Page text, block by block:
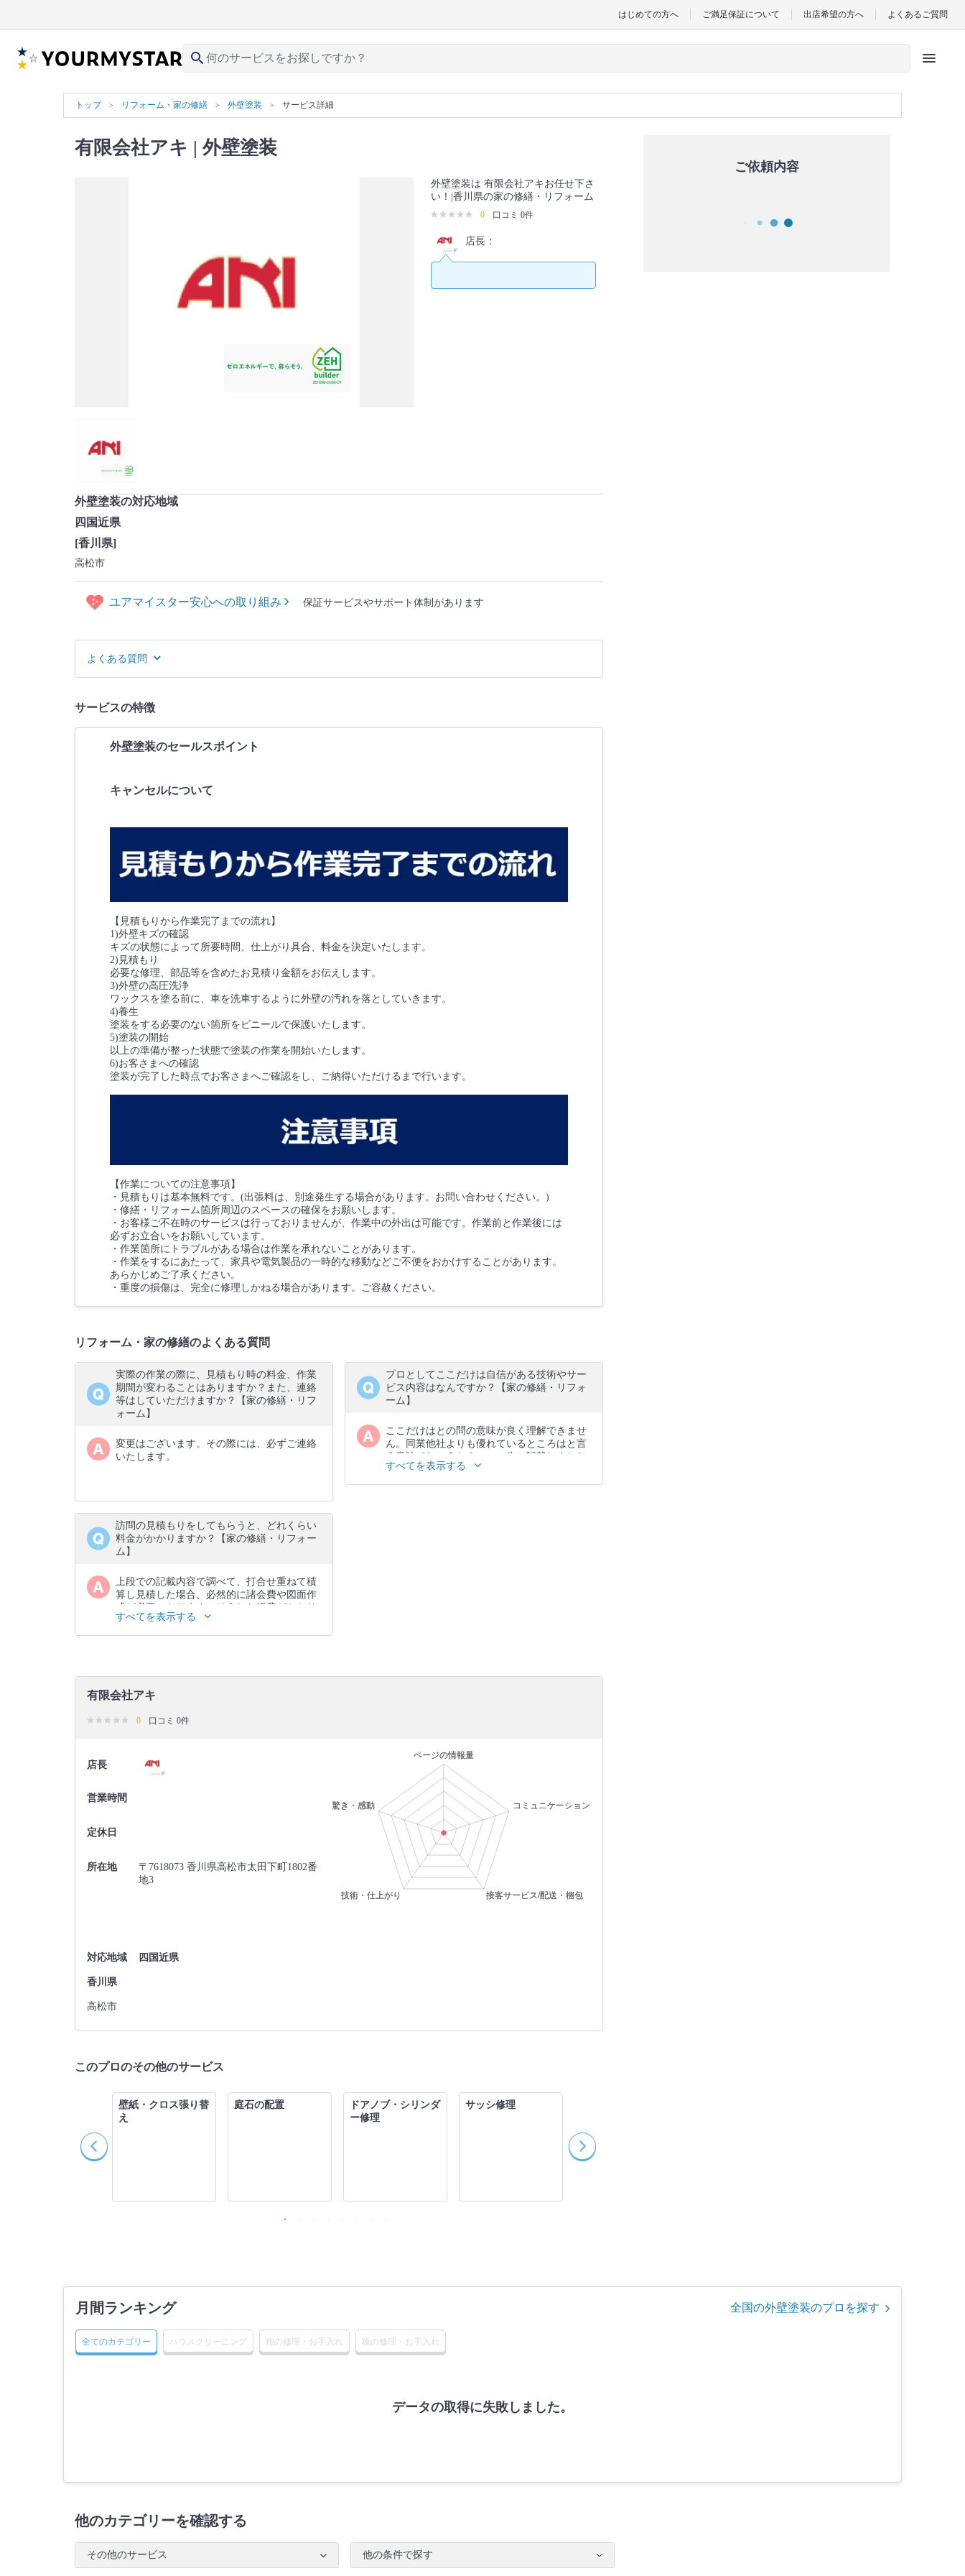
はじめての方へ ご満足保証について 出店希望の方へ よくあるご質問
search menu
トップ リフォーム・家の修繕 外壁塗装 サービス詳細
有限会社アキ | 外壁塗装
外壁塗装は 有限会社アキお任せ下さ
い！|香川県の家の修繕・リフォーム
0 口コミ 0件
店長：
外壁塗装の対応地域
四国近県
[香川県]
高松市
ユアマイスター安心への取り組み 保証サービスやサポート体制があります
よくある質問
サービスの特徴
外壁塗装のセールスポイント
キャンセルについて
【見積もりから作業完了までの流れ】
1)外壁キズの確認
キズの状態によって所要時間、仕上がり具合、料金を決定いたします。
2)見積もり
必要な修理、部品等を含めたお見積り金額をお伝えします。
3)外壁の高圧洗浄
ワックスを塗る前に、車を洗車するように外壁の汚れを落としていきます。
4)養生
塗装をする必要のない箇所をビニールで保護いたします。
5)塗装の開始
以上の準備が整った状態で塗装の作業を開始いたします。
6)お客さまへの確認
塗装が完了した時点でお客さまへご確認をし、ご納得いただけるまで行います。
【作業についての注意事項】
・見積もりは基本無料です。(出張料は、別途発生する場合があります。お問い合わせください。)
・修繕・リフォーム箇所周辺のスペースの確保をお願いします。
・お客様ご不在時のサービスは行っておりませんが、作業中の外出は可能です。作業前と作業後には
必ずお立合いをお願いしています。
・作業箇所にトラブルがある場合は作業を承れないことがあります。
・作業をするにあたって、家具や電気製品の一時的な移動などご不便をおかけすることがあります。
あらかじめご了承ください。
・重度の損傷は、完全に修理しかねる場合があります。ご容赦ください。
リフォーム・家の修繕のよくある質問
実際の作業の際に、見積もり時の料金、作業
期間が変わることはありますか？また、連絡
等はしていただけますか？【家の修繕・リフ
ォーム】
変更はございます。その際には、必ずご連絡
いたします。
プロとしてここだけは自信がある技術やサー
ビス内容はなんですか？【家の修繕・リフォ
ーム】
ここだけはとの問の意味が良く理解できませ
ん。同業他社よりも優れているところはと言
う意味でしょうか？、、、先に記載しました
が、お客様が「ありがとう 又頼むよ」と言
ってもらう事です。
すべてを表示する
訪問の見積もりをしてもらうと、どれくらい
料金がかかりますか？【家の修繕・リフォー
ム】
上段での記載内容で調べて、打合せ重ねて積
算し見積した場合、必然的に諸会費や図面作
成が必要になります。そうした経費がかかり
ます。
すべてを表示する
有限会社アキ
0 口コミ 0件
店長
営業時間
定休日
所在地
〒7618073 香川県高松市太田下町1802番
地3
対応地域 四国近県
香川県
高松市
このプロのその他のサービス
壁紙・クロス張り替
え
庭石の配置
ドアノブ・シリンダ
ー修理
サッシ修理
ご依頼内容
月間ランキング 全国の外壁塗装のプロを探す
全てのカテゴリー ハウスクリーニング 鞄の修理・お手入れ 靴の修理・お手入れ
データの取得に失敗しました。
他のカテゴリーを確認する
その他のサービス 他の条件で探す